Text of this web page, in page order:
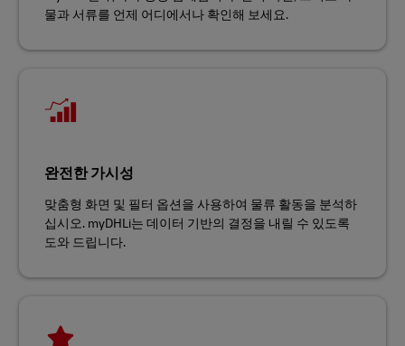
물과 서류를 언제 어디에서나 확인해 보세요.
완전한 가시성
맞춤형 화면 및 필터 옵션을 사용하여 물류 활동을 분석하
십시오. myDHLi는 데이터 기반의 결정을 내릴 수 있도록
도와 드립니다.